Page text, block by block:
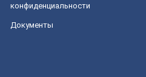
конфиденциальности
Документы